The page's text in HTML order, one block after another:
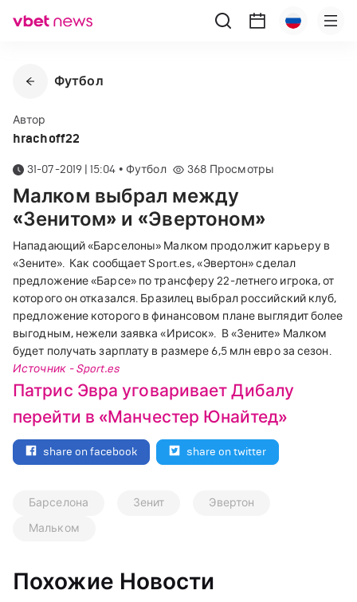
Футбол
Автор
hrachoff22
31-07-2019 | 15:04 • Футбол 368 Просмотры
Малком выбрал между
«Зенитом» и «Эвертоном»
Нападающий «Барселоны» Малком продолжит карьеру в
«Зените». Как сообщает Sport.es, «Эвертон» сделал
предложение «Барсе» по трансферу 22-летнего игрока, от
которого он отказался. Бразилец выбрал российский клуб,
предложение которого в финансовом плане выглядит более
выгодным, нежели заявка «Ирисок». В «Зените» Малком
будет получать зарплату в размере 6,5 млн евро за сезон.
Источник - Sport.es
Патрис Эвра уговаривает Дибалу
перейти в «Манчестер Юнайтед»
share on facebook share on twitter
Барселона Зенит
Эвертон
Мальком
Похожие Новости